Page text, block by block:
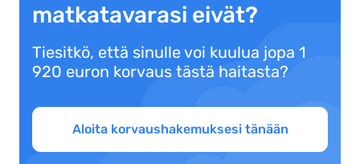
matkatavarasi eivät?
Tiesitkö, että sinulle voi kuulua jopa 1
920 euron korvaus tästä haitasta?
Aloita korvaushakemuksesi tänään